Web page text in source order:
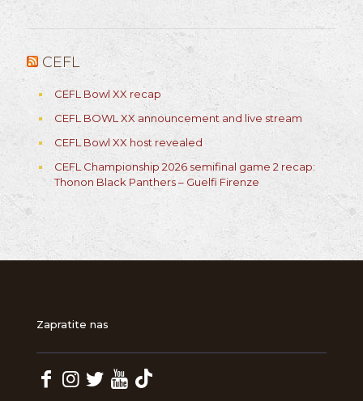
CEFL
CEFL Bowl XX recap
CEFL BOWL XX announcement and live stream
CEFL Bowl XX host revealed
CEFL Championship 2026 semifinal game 2 recap:
Thonon Black Panthers – Guelfi Firenze
Zapratite nas